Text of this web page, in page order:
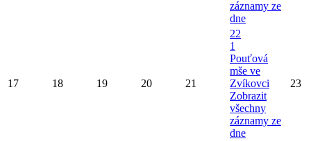
záznamy ze
dne
17 18 19 20 21
22
1
Pouťová
mše ve
Zvíkovci
Zobrazit
všechny
záznamy ze
dne
23